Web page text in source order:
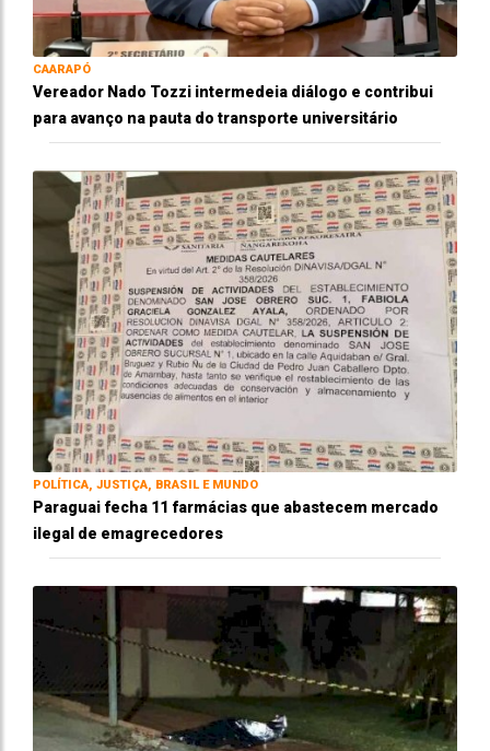
CAARAPÓ
Vereador Nado Tozzi intermedeia diálogo e contribui
para avanço na pauta do transporte universitário
POLÍTICA, JUSTIÇA, BRASIL E MUNDO
Paraguai fecha 11 farmácias que abastecem mercado
ilegal de emagrecedores